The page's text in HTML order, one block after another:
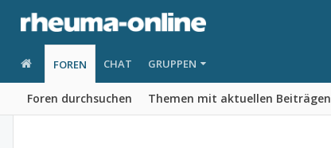
FOREN
Foren durchsuchen Themen mit aktuellen Beiträgen
CHAT GRUPPEN